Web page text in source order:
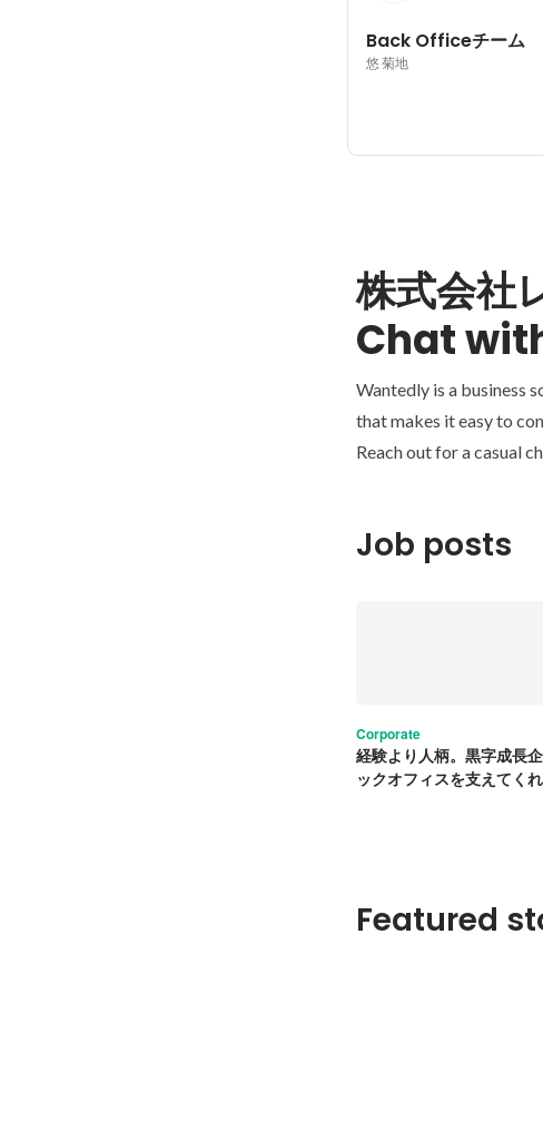
Back Officeチーム
悠 菊地
株式会社
Chat
Wantedly is a business
that makes it easy to
Reach out for a casual
Job posts
Corporate
経験より人柄。黒字成長
ックオフィスを支えてく
Featured